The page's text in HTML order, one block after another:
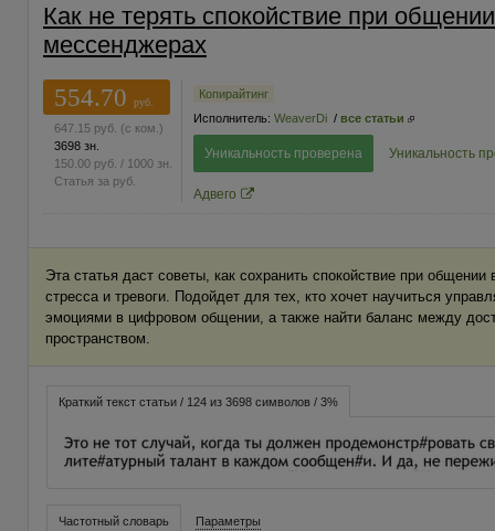
Как не терять спокойствие при
мессенджерах
554.70
руб.
647.15 руб. (с ком.)
3698 зн.
150.00 руб. / 1000 зн.
Статья за руб.
Копирайтинг
Исполнитель: WeaverDi / все статьи
Уникальность проверена Уникальность
Адвего
Эта статья даст советы, как сохранить спокойствие при
стресса и тревоги. Подойдет для тех, кто хочет научиться
эмоциями в цифровом общении, а также найти баланс между
пространством.
Краткий текст статьи / 124 из 3698 символов / 3%
Частотный словарь Параметры